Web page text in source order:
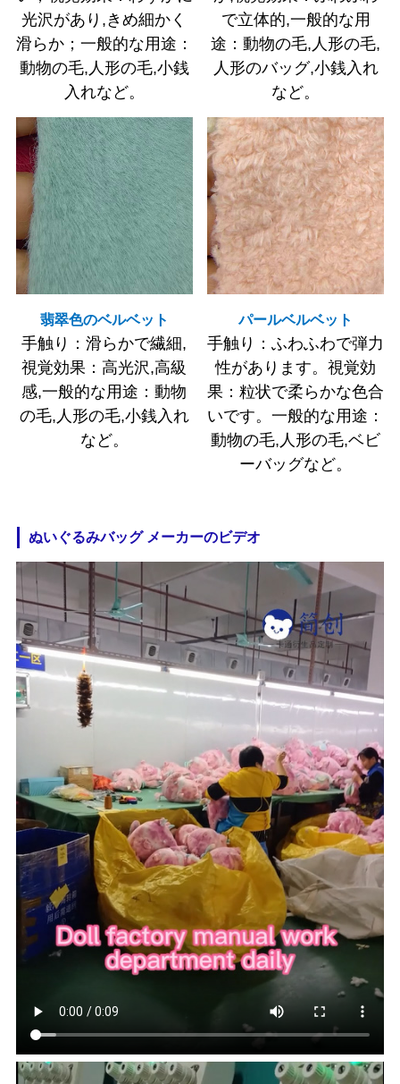
光沢があり,きめ細かく
滑らか；一般的な用途：
動物の毛,人形の毛,小銭
入れなど。
で立体的,一般的な用
途：動物の毛,人形の毛,
人形のバッグ,小銭入れ
など。
翡翠色のベルベット
手触り：滑らかで繊細,
視覚効果：高光沢,高級
感,一般的な用途：動物
の毛,人形の毛,小銭入れ
など。
パールベルベット
手触り：ふわふわで弾力
性があります。視覚効
果：粒状で柔らかな色合
いです。一般的な用途：
動物の毛,人形の毛,ベビ
ーバッグなど。
ぬいぐるみバッグ メーカーのビデオ